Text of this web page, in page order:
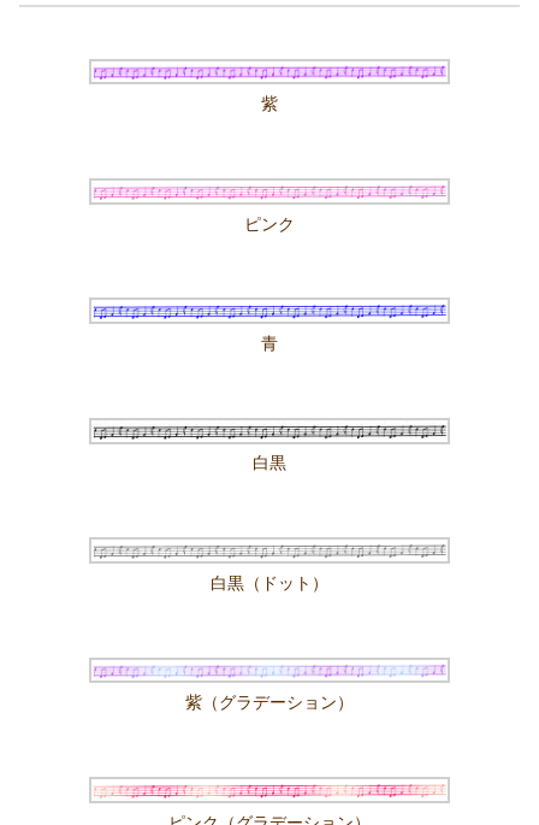
紫
ピンク
青
白黒
白黒（ドット）
紫（グラデーション）